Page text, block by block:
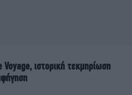
ιστορική τεκμηρίωση